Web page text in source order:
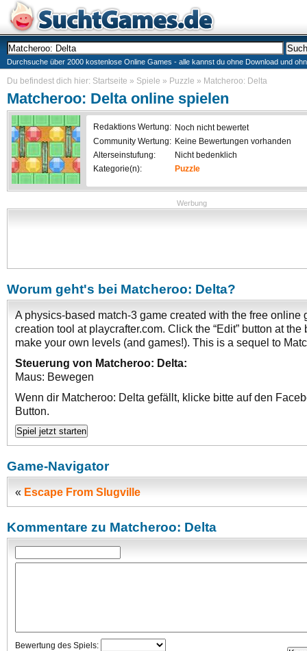
Durchsuche über 2000 kostenlose Online Games - alle kannst du ohne Download und
Du befindest dich hier: Startseite » Spiele » Puzzle » Matcheroo: Delta
Matcheroo: Deltaonline spielen
Redaktions Wertung: Noch nicht bewertet
Community Wertung: Keine Bewertungen vorhanden
Alterseinstufung:
Nicht bedenklich
Kategorie(n):
Puzzle
Werbung
Worum geht's bei Matcheroo: Delta?
A physics-based match-3 game created with the free online
creation tool at playcrafter.com. Click the “Edit” button at the
make your own levels (and games!). This is a sequel to
Steuerung von Matcheroo: Delta:
Maus: Bewegen
Wenn dir Matcheroo: Delta gefällt, klicke bitte auf den
Button.
Game-Navigator
« Escape From Slugville
Kommentare zu Matcheroo: Delta
Bewertung des Spiels: